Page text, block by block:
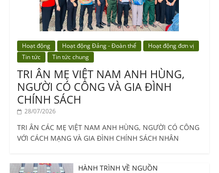
Hoạt động Hoạt động Đảng - Đoàn thể
Hoạt động đơn vị
Tin tức
Tin tức chung
TRI ÂN MẸ VIỆT NAM ANH HÙNG,
NGƯỜI CÓ CÔNG VÀ GIA ĐÌNH
CHÍNH SÁCH
28/07/2026
TRI ÂN CÁC MẸ VIỆT NAM ANH HÙNG, NGƯỜI CÓ CÔNG
VỚI CÁCH MẠNG VÀ GIA ĐÌNH CHÍNH SÁCH NHÂN
HÀNH TRÌNH VỀ NGUỒN